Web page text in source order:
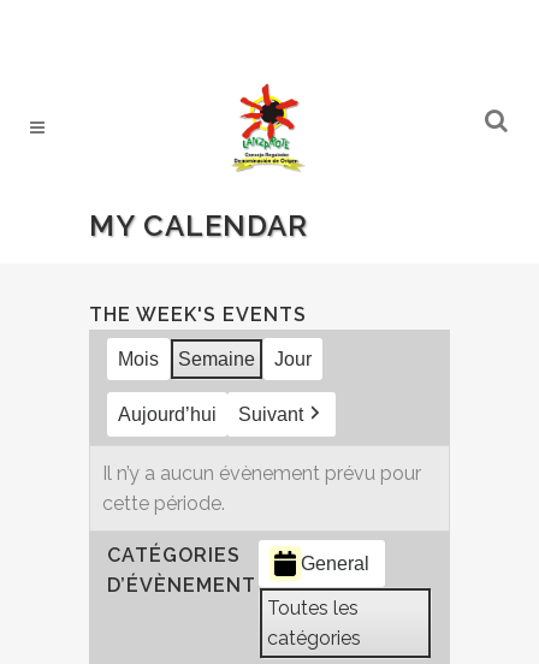
MY CALENDAR
THE WEEK'S EVENTS
Mois Semaine Jour
Aujourd’hui Suivant
Il n’y a aucun évènement prévu pour
cette période.
CATÉGORIES
D’ÉVÈNEMENT
General
Toutes les
catégories